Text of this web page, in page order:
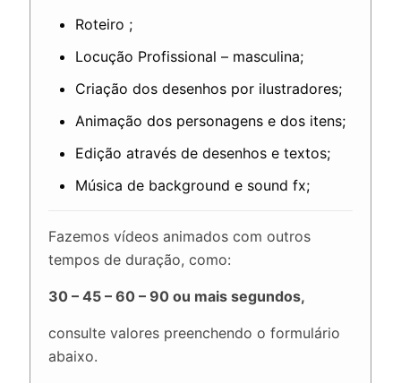
Roteiro ;
Locução Profissional – masculina;
Criação dos desenhos por ilustradores;
Animação dos personagens e dos itens;
Edição através de desenhos e textos;
Música de background e sound fx;
Fazemos vídeos animados com outros
tempos de duração, como:
30 – 45 – 60 – 90 ou mais segundos,
consulte valores preenchendo o formulário
abaixo.